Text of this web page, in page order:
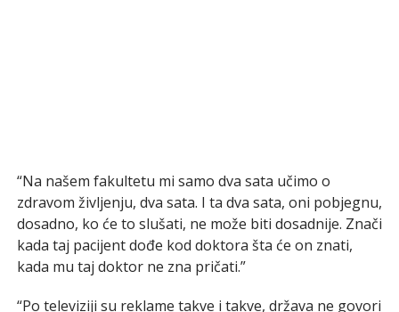
“Na našem fakultetu mi samo dva sata učimo o
zdravom življenju, dva sata. I ta dva sata, oni pobjegnu,
dosadno, ko će to slušati, ne može biti dosadnije. Znači
kada taj pacijent dođe kod doktora šta će on znati,
kada mu taj doktor ne zna pričati.”
“Po televiziji su reklame takve i takve, država ne govori